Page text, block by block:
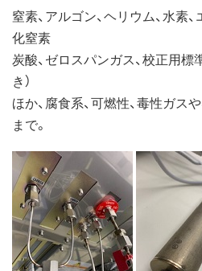
窒素、アルゴン、ヘリウム、水素
化窒素
炭酸、ゼロスパンガス、校正用標
き）
ほか、腐食系、可燃性、毒性ガス
まで。